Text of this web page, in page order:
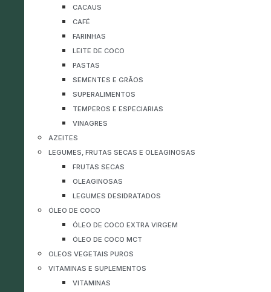
CACAUS
CAFÉ
FARINHAS
LEITE DE COCO
PASTAS
SEMENTES E GRÃOS
SUPERALIMENTOS
TEMPEROS E ESPECIARIAS
VINAGRES
AZEITES
LEGUMES, FRUTAS SECAS E OLEAGINOSAS
FRUTAS SECAS
OLEAGINOSAS
LEGUMES DESIDRATADOS
ÓLEO DE COCO
ÓLEO DE COCO EXTRA VIRGEM
ÓLEO DE COCO MCT
OLEOS VEGETAIS PUROS
VITAMINAS E SUPLEMENTOS
VITAMINAS